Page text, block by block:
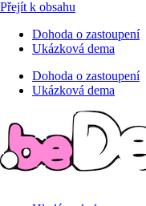
Přejít k obsahu
Dohoda o zastoupení
Ukázková dema
Dohoda o zastoupení
Ukázková dema